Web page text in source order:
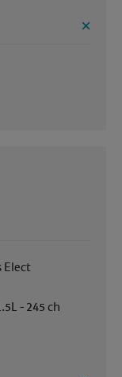
Elect
- 245 ch